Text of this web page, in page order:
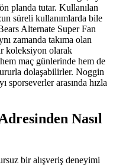
planda tutar. Kullanılan
süreli kullanımlarda bile
Alternate Super Fan
zamanda takıma olan
koleksiyon olarak
maç günlerinde hem de
dolaşabilirler. Noggin
sporseverler arasında hızla
Nasıl
bir alışveriş deneyimi